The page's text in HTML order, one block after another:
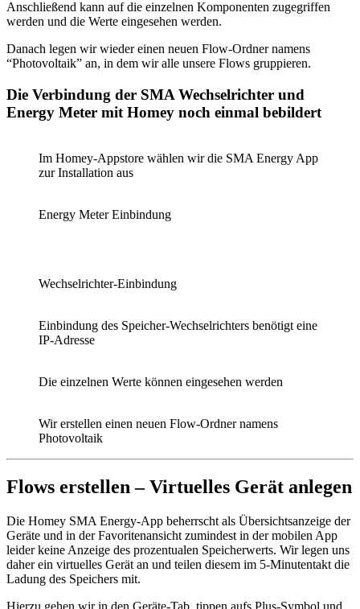
Anschließend kann auf die einzelnen Komponenten zugegriffen
werden und die Werte eingesehen werden.
Danach legen wir wieder einen neuen Flow-Ordner namens
“Photovoltaik” an, in dem wir alle unsere Flows gruppieren.
Die Verbindung der SMA Wechselrichter und
Energy Meter mit Homey noch einmal bebildert
Im Homey-Appstore wählen wir die SMA Energy App
zur Installation aus
Energy Meter Einbindung
Wechselrichter-Einbindung
Einbindung des Speicher-Wechselrichters benötigt eine
IP-Adresse
Die einzelnen Werte können eingesehen werden
Wir erstellen einen neuen Flow-Ordner namens
Photovoltaik
Flows erstellen – Virtuelles Gerät anlegen
Die Homey SMA Energy-App beherrscht als Übersichtsanzeige der
Geräte und in der Favoritenansicht zumindest in der mobilen App
leider keine Anzeige des prozentualen Speicherwerts. Wir legen uns
daher ein virtuelles Gerät an und teilen diesem im 5-Minutentakt die
Ladung des Speichers mit.
Hierzu gehen wir in den Geräte-Tab, tippen aufs Plus-Symbol und